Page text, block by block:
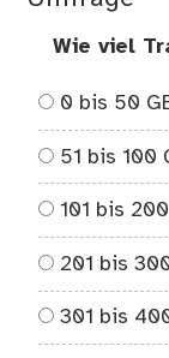
Wie viel
0 bis 50
51 bis 100
101 bis
201 bis
301 bis